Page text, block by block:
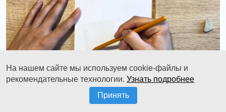
На нашем сайте мы используем cookie-файлы и
рекомендательные технологии. Узнать подробнее
Принять